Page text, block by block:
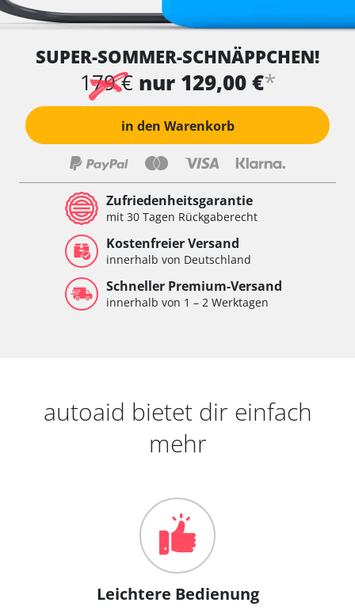
SUPER-SOMMER-SCHNÄPPCHEN!
179 € nur 129,00 €*
in den Warenkorb
Zufriedenheitsgarantie
mit 30 Tagen Rückgaberecht
Kostenfreier Versand
innerhalb von Deutschland
Schneller Premium-Versand
innerhalb von 1 – 2 Werktagen
autoaid bietet dir einfach
mehr
Leichtere Bedienung